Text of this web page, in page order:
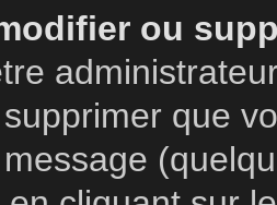
ou
que